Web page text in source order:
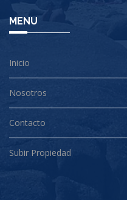
MENU
Inicio
Nosotros
Contacto
Subir Propiedad